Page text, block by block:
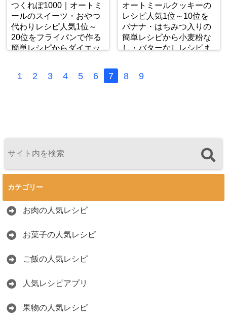
つくれぽ1000｜オートミ
ールのスイーツ・おやつ
代わりレシピ人気1位～
20位をフライパンで作る
簡単レシピからダイエッ
オートミールクッキーの
レシピ人気1位～10位を
バナナ・はちみつ入りの
簡単レシピから小麦粉な
し・バターなしレシピま
1 2 3 4 5 6 7 8 9
カテゴリー
お肉の人気レシピ
お菓子の人気レシピ
ご飯の人気レシピ
人気レシピアプリ
果物の人気レシピ